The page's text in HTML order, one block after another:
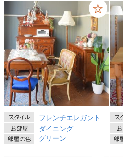
フレンチエレガント
ダイニング
グリーン